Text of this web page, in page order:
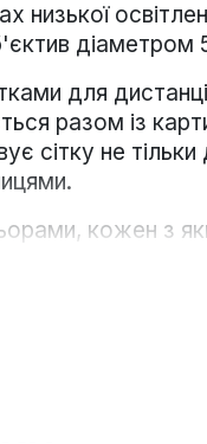
для
разом із
сітку не
кожен з
зображення.